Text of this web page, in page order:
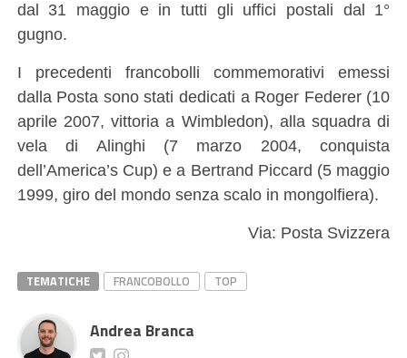
dal 31 maggio e in tutti gli uffici postali dal 1°
gugno.
I precedenti francobolli commemorativi emessi
dalla Posta sono stati dedicati a Roger Federer (10
aprile 2007, vittoria a Wimbledon), alla squadra di
vela di Alinghi (7 marzo 2004, conquista
dell’America’s Cup) e a Bertrand Piccard (5 maggio
1999, giro del mondo senza scalo in mongolfiera).
Via: Posta Svizzera
TEMATICHE FRANCOBOLLO TOP
Andrea Branca